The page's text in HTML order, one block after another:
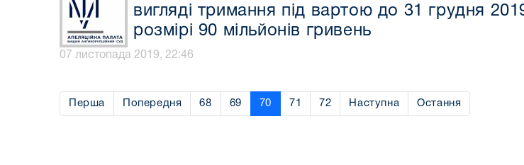
вигляді тримання під вартою до 31 грудня
розмірі 90 мільйонів гривень
07 листопада 2019, 22:46
Перша Попередня 68 69 70 71 72 Наступна Остання